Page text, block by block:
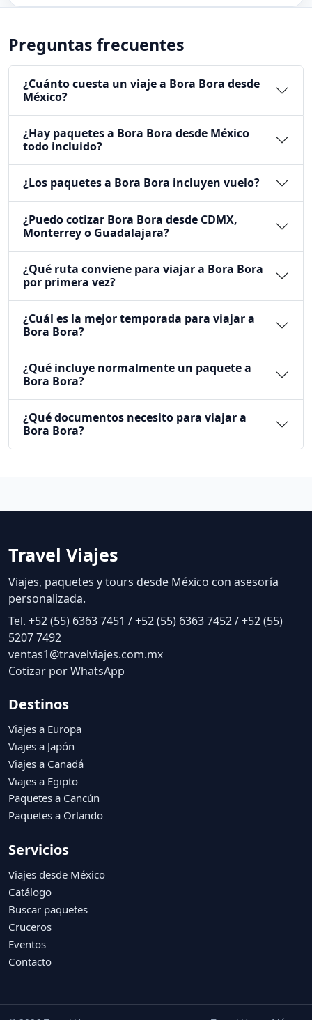
Preguntas frecuentes
¿Cuánto cuesta un viaje a Bora Bora desde
México?
¿Hay paquetes a Bora Bora desde México
todo incluido?
¿Los paquetes a Bora Bora incluyen vuelo?
¿Puedo cotizar Bora Bora desde CDMX,
Monterrey o Guadalajara?
¿Qué ruta conviene para viajar a Bora Bora
por primera vez?
¿Cuál es la mejor temporada para viajar a
Bora Bora?
¿Qué incluye normalmente un paquete a
Bora Bora?
¿Qué documentos necesito para viajar a
Bora Bora?
Travel Viajes
Viajes, paquetes y tours desde México con asesoría
personalizada.
Tel. +52 (55) 6363 7451 / +52 (55) 6363 7452 / +52 (55)
5207 7492
ventas1@travelviajes.com.mx
Cotizar por WhatsApp
Destinos
Viajes a Europa
Viajes a Japón
Viajes a Canadá
Viajes a Egipto
Paquetes a Cancún
Paquetes a Orlando
Servicios
Viajes desde México
Catálogo
Buscar paquetes
Cruceros
Eventos
Contacto